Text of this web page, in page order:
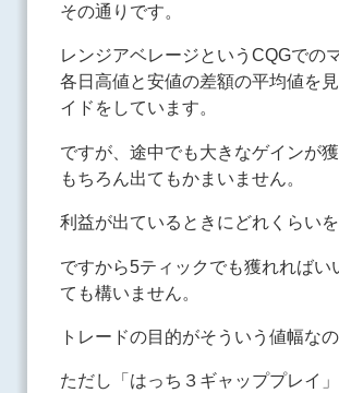
その通りです。
レンジアベレージというCQGでの
各日高値と安値の差額の平均値を
イドをしています。
ですが、途中でも大きなゲインが
もちろん出てもかまいません。
利益が出ているときにどれくらい
ですから5ティックでも獲れれば
ても構いません。
トレードの目的がそういう値幅なの
ただし「はっち３ギャッププレイ